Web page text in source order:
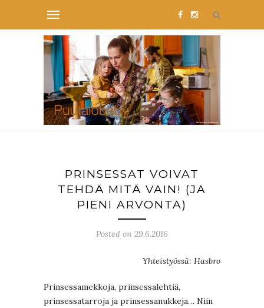
PRINSESSAT VOIVAT
TEHDÄ MITÄ VAIN! (JA
PIENI ARVONTA)
Posted on 29.6.2016
Yhteistyössä: Hasbro
Prinsessamekkoja, prinsessalehtiä,
prinsessatarroja ja prinsessanukkeja… Niin